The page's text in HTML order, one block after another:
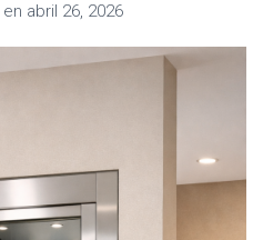
en abril 26, 2026